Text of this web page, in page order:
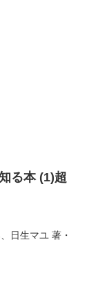
る本 (1)超
日生マユ 著・